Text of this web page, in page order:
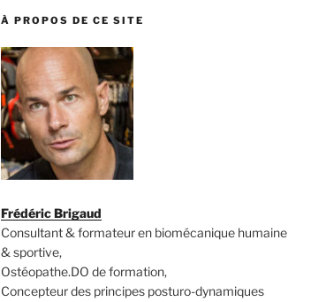
À PROPOS DE CE SITE
Frédéric Brigaud
Consultant & formateur en biomécanique humaine
& sportive,
Ostéopathe.DO de formation,
Concepteur des principes posturo-dynamiques